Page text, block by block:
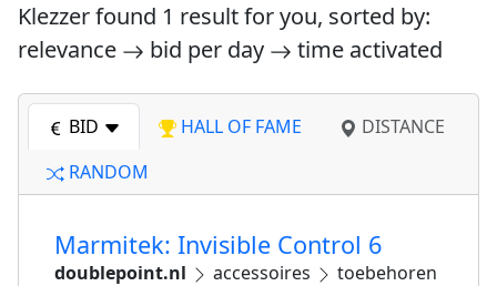
Klezzer found 1 result for you, sorted by:
relevance
bid per day time activated
BID HALL OF FAME
DISTANCE
RANDOM
Marmitek: Invisible Control 6
doublepoint.nl accessoires
toebehoren